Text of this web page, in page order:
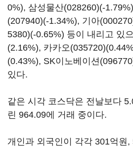
0%), 삼성물산(028260)(-
(207940)(-1.34%), 기아
5380)(-0.65%) 등이 내리고 있
(2.16%), 카카오(035720)
(0.43%), SK이노베이션
있다.
같은 시각 코스닥은 전날보다
린 964.09에 거래 중이다.
개인과 외국인이 각각 301억원